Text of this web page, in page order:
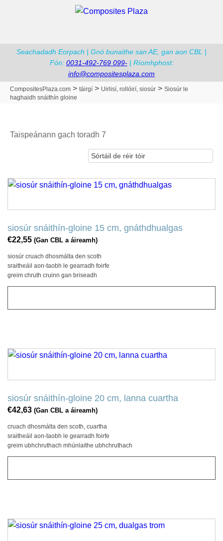
Seachadadh Eorpach | Gnó bunaithe san AE, gan aon CBL |
Fón: 0031-492-769 099-| Ríomhphost:
info@compositesplaza.com
CompositesPlaza.com > táirgí > Uirlisí, rollóirí, siosúr > Siosúr le
haghaidh snáithín gloine
Taispeánann gach toradh 7
réir
siosúr snáithín-gloine 15 cm, gnáthdhualgas
€22,55 (Gan CBL a áireamh)
siosúr cruach dhosmálta den scoth
sraitheáil aon-taobh le gearradh foirfe
greim chruth cruinn gan briseadh
siosúr snáithín-gloine 20 cm, lanna cuartha
€42,63 (Gan CBL a áireamh)
cruach dhosmálta den scoth, cuartha
sraitheáil aon-taobh le gearradh foirfe
greim ubhchruthach mhúnlaithe ubhchruthach